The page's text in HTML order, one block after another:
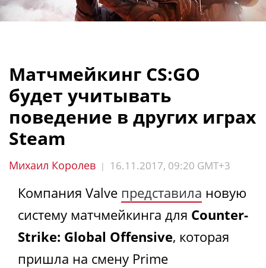
Матчмейкинг CS:GO
будет учитывать
поведение в других играх
Steam
Михаил Королев | 16.11.2017, 09:20 GMT+3
Компания Valve представила новую
систему матчмейкинга для Counter-
Strike: Global Offensive, которая
пришла на смену Prime